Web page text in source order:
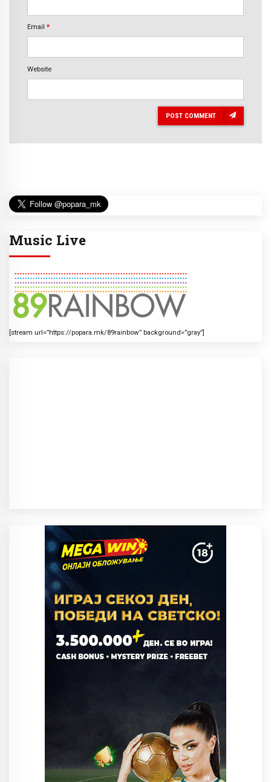
Email *
Website
POST COMMENT
Music Live
[stream url=”https://popara.mk/89rainbow” background=”gray”]